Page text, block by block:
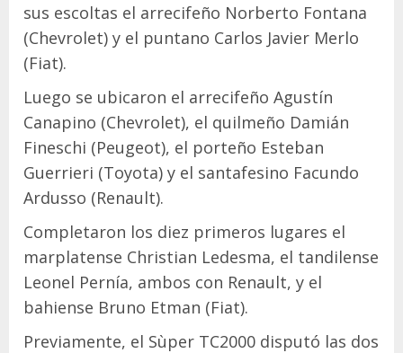
sus escoltas el arrecifeño Norberto Fontana
(Chevrolet) y el puntano Carlos Javier Merlo
(Fiat).
Luego se ubicaron el arrecifeño Agustín
Canapino (Chevrolet), el quilmeño Damián
Fineschi (Peugeot), el porteño Esteban
Guerrieri (Toyota) y el santafesino Facundo
Ardusso (Renault).
Completaron los diez primeros lugares el
marplatense Christian Ledesma, el tandilense
Leonel Pernía, ambos con Renault, y el
bahiense Bruno Etman (Fiat).
Previamente, el Sùper TC2000 disputó las dos